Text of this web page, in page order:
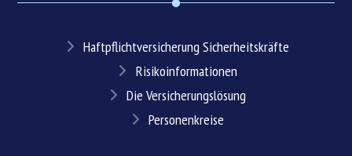
Haftpflichtversicherung Sicherheitskräfte
Risikoinformationen
Die Versicherungslösung
Personenkreise